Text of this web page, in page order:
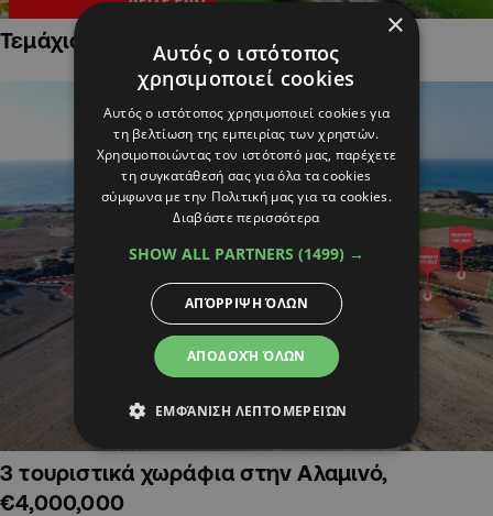
Τεμάχια Γης σε Οικιστικές Περιοχές
3 τουριστικά χωράφια στην Αλαμινό,
€4,000,000
×
Αυτός ο ιστότοπος
χρησιμοποιεί cookies
Αυτός ο ιστότοπος χρησιμοποιεί cookies για
τη βελτίωση της εμπειρίας των χρηστών.
Χρησιμοποιώντας τον ιστότοπό μας, παρέχετε
τη συγκατάθεσή σας για όλα τα cookies
σύμφωνα με την Πολιτική μας για τα cookies.
Διαβάστε περισσότερα
SHOW ALL PARTNERS (1499) →
ΑΠΟΔΟΧΉ ΌΛΩΝ
ΑΠΌΡΡΙΨΗ ΌΛΩΝ
ΕΜΦΆΝΙΣΗ ΛΕΠΤΟΜΕΡΕΙΏΝ